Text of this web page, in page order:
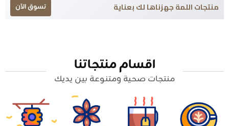
منتجات اللمة جهزناها لك بعناية تسوق الآن
اقسام منتجاتنا
منتجات صحية ومتنوعة بين يديك